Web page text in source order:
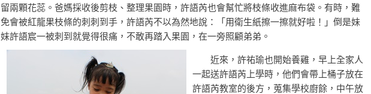
留兩顆花蕊。爸媽採收後剪枝、整理果園時，許語芮也會幫忙將枝條收進麻布袋。有時，難
免會被紅龍果枝條的刺刺到手，許語芮不以為然地說：「用衛生紙擦一擦就好啦！」倒是妹
妹許語宸一被刺到就覺得很痛，不敢再踏入果園，在一旁照顧弟弟。
近來，許祐瑜也開始養雞，早上全家人
一起送許語芮上學時，他們會帶上桶子放在
許語芮教室的後方，蒐集學校廚餘，中午放